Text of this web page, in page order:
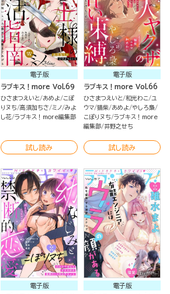
電子版
ラブキス！more Vol.69
ひさまつえいと あめよ
こぽ
りヌち 高須加ちさ ミノ みよ
し花 ラブキス！more編集部
試し読み
電子版
ラブキス！more Vol.66
ひさまつえいと 和光わこ
ユ
ウマ 猫柴 あめよ やしろ梟
こぽりヌち ラブキス！more
編集部 井野之せち
試し読み
電子版
電子版